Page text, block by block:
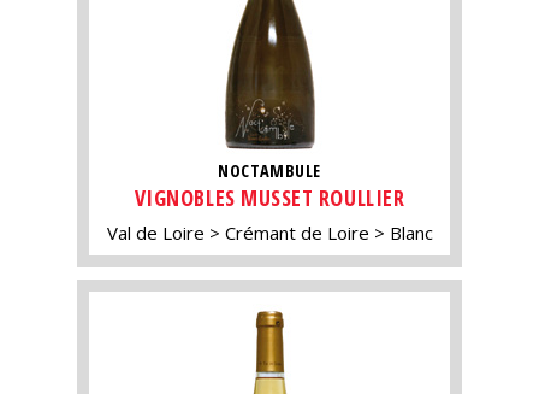
NOCTAMBULE
VIGNOBLES MUSSET ROULLIER
Val de Loire Crémant de Loire Blanc